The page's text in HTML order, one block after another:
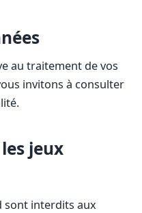
au traitement de vos
invitons à consulter
jeux
sont interdits aux